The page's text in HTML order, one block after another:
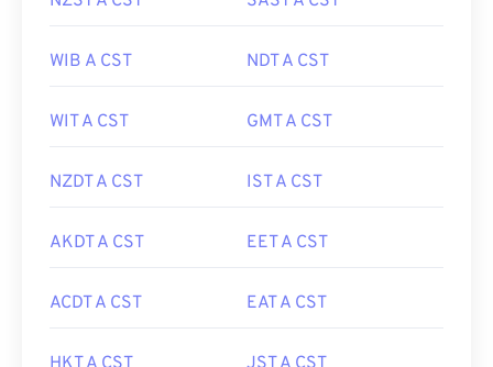
WIB A CST NDT A CST
WIT A CST GMT A CST
NZDT A CST IST A CST
AKDT A CST EET A CST
ACDT A CST EAT A CST